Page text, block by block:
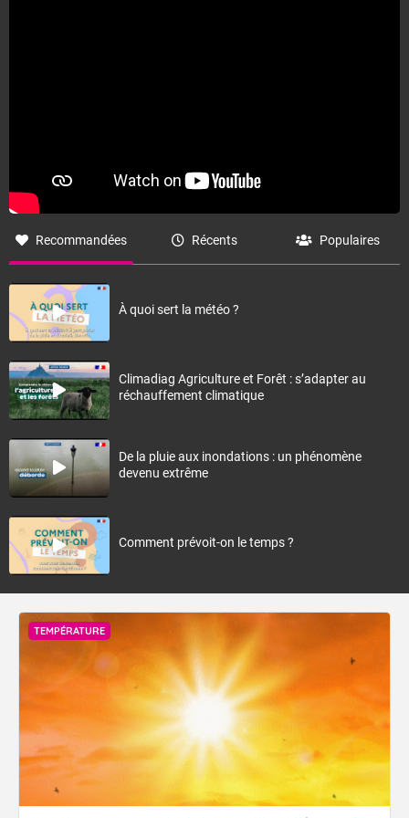
Recommandées Récents Populaires
À quoi sert la météo ?
Climadiag Agriculture et Forêt : s’adapter au
réchauffement climatique
De la pluie aux inondations : un phénomène
devenu extrême
Comment prévoit-on le temps ?
TEMPÉRATURE